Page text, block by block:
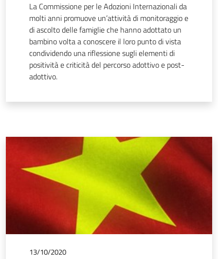
La Commissione per le Adozioni Internazionali da
molti anni promuove un’attività di monitoraggio e
di ascolto delle famiglie che hanno adottato un
bambino volta a conoscere il loro punto di vista
condividendo una riflessione sugli elementi di
positività e criticità del percorso adottivo e post-
adottivo.
13/10/2020